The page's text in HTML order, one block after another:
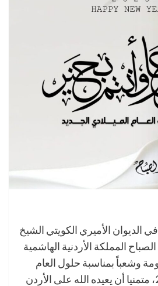
الديوان الأميري الكويتي الشيخ
المملكة الأردنية الهاشمية
وشعباً بمناسبة حلول العام
الميلادي الجديد 2025، متمنيا أن يعيده الله على الأردن